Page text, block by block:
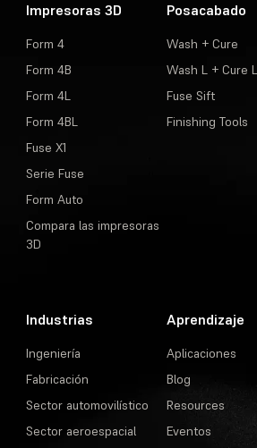
Impresoras 3D
Form 4
Form 4B
Form 4L
Form 4BL
Fuse X1
Serie Fuse
Form Auto
Compara las impresoras
3D
Posacabado
Wash + Cure
Wash L + Cure L
Fuse Sift
Finishing Tools
Industrias
Ingeniería
Fabricación
Sector automovilístico
Sector aeroespacial
Aprendizaje
Aplicaciones
Blog
Resources
Eventos